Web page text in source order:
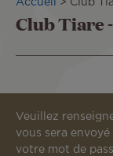
Fil
d'Ariane
Accueil Club
Club Tiare
Veuillez
vous sera
votre mot de